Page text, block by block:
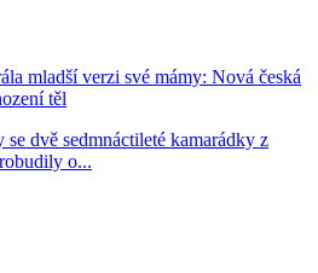
mladší verzi své mámy: Nová česká
těl
dvě sedmnáctileté kamarádky z
o...